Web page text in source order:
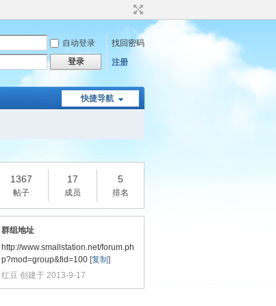
自动登录
找回密码
登录 注册
快捷导航
1367
帖子
17
成员
5
排名
群组地址
http://www.smallstation.net/forum.ph
p?mod=group&fid=100 [复制 ]
红豆 创建于 2013-9-17